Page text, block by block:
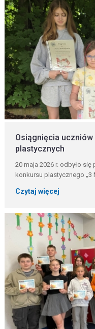
Osiągnięcia
plastycznych
20 maja 2026 r. odbyło
konkursu plastycznego „3
Czytaj więcej